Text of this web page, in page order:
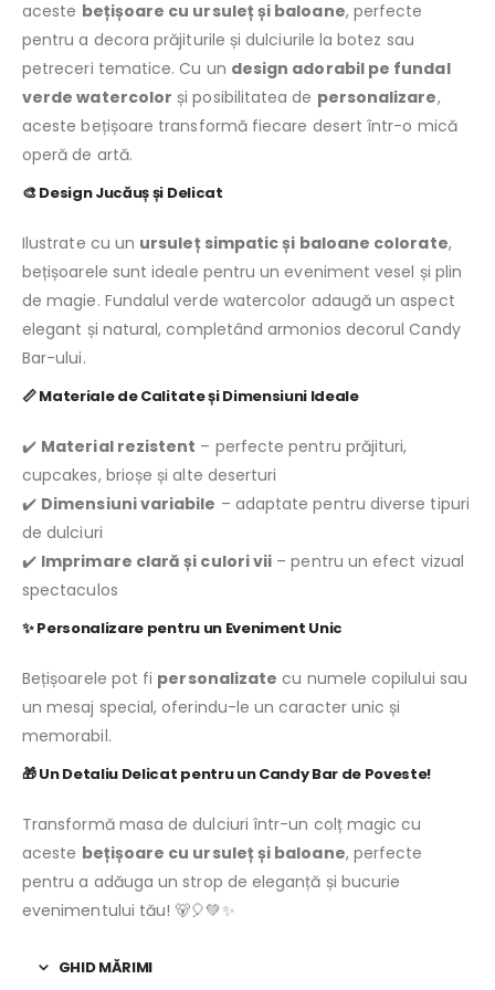
aceste bețișoare cu ursuleț și baloane, perfecte
pentru a decora prăjiturile și dulciurile la botez sau
petreceri tematice. Cu un design adorabil pe fundal
verde watercolor și posibilitatea de personalizare,
aceste bețișoare transformă fiecare desert într-o mică
operă de artă.
🎨 Design Jucăuș și Delicat
Ilustrate cu un ursuleț simpatic și baloane colorate,
bețișoarele sunt ideale pentru un eveniment vesel și plin
de magie. Fundalul verde watercolor adaugă un aspect
elegant și natural, completând armonios decorul Candy
Bar-ului.
📏Materiale de Calitate și Dimensiuni Ideale
✔️ Material rezistent – perfecte pentru prăjituri,
cupcakes, brioșe și alte deserturi
✔️ Dimensiuni variabile – adaptate pentru diverse tipuri
de dulciuri
✔️ Imprimare clară și culori vii – pentru un efect vizual
spectaculos
✨Personalizare pentru un Eveniment Unic
Bețișoarele pot fi personalizate cu numele copilului sau
un mesaj special, oferindu-le un caracter unic și
memorabil.
🎁Un Detaliu Delicat pentru un Candy Bar de Poveste!
Transformă masa de dulciuri într-un colț magic cu
aceste bețișoare cu ursuleț și baloane, perfecte
pentru a adăuga un strop de eleganță și bucurie
evenimentului tău! 🐻🎈💚✨
GHID MĂRIMI